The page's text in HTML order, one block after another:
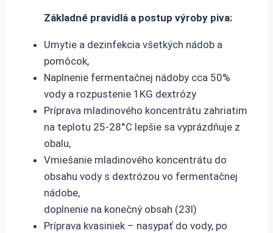
Základné pravidlá a postup výroby piva:
Umytie a dezinfekcia všetkých nádob a
pomôcok,
Naplnenie fermentačnej nádoby cca 50%
vody a rozpustenie 1KG dextrózy
Príprava mladinového koncentrátu zahriatim
na teplotu 25-28°C lepšie sa vyprázdňuje z
obalu,
Vmiešanie mladinového koncentrátu do
obsahu vody s dextrózou vo fermentačnej
nádobe,
doplnenie na konečný obsah (23l)
Príprava kvasiniek – nasypať do vody, po